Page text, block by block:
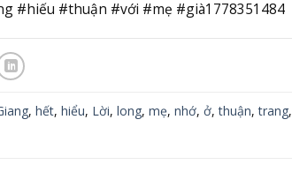
#hiếu #thuận #với #mẹ #già1778351484
, hết, hiểu, Lời, long, mẹ, nhớ, ở,thuận,trang,